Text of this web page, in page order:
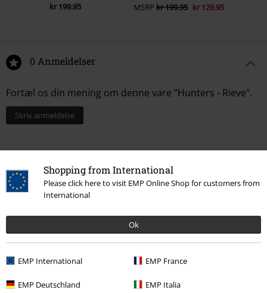
Shopping from International
Please click here to visit EMP Online Shop for customers from
International
Ok
EMP International EMP France
EMP Deutschland EMP Italia
kr 199.95 MSRP kr 199.95 kr 129.95
0 Anmeldelser
Fortæl os din mening om denne vare "Hunters - Rieve".
Skriv anmeldelse
Senest besøgt